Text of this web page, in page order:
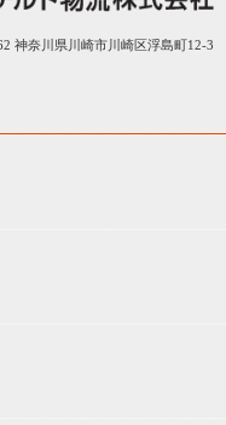
神奈川県川崎市川崎区浮島町12-3